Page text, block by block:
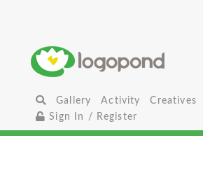
Gallery Activity
Creatives
Sign In / Register